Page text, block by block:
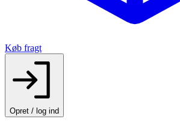
Køb fragt
Opret / log ind